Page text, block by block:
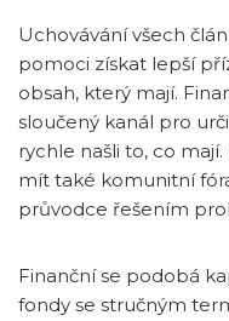
Uchovávání všech
pomoci získat lepší
obsah, který mají.
sloučený kanál pro
rychle našli to, co
mít také komunitní
průvodce řešením
Finanční se podobá
fondy se stručným